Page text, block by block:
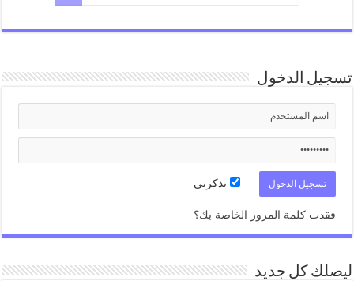
تسجيل الدخول
تذكرنى
فقدت كلمة المرور الخاصة بك؟
ليصلك كل جديد